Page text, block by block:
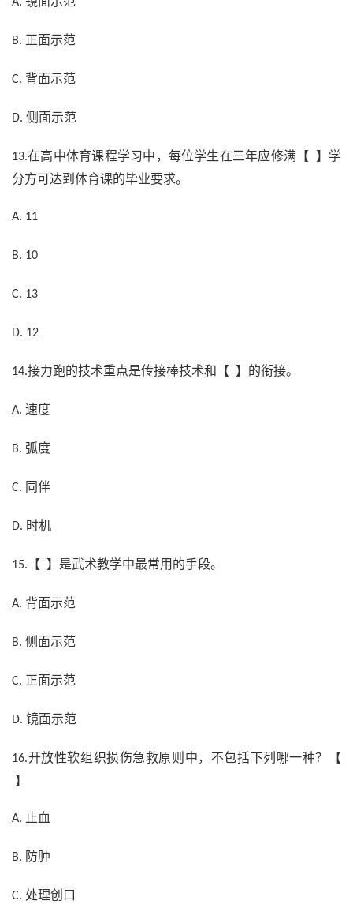
B. 正面示范
C. 背面示范
D. 侧面示范
13.在高中体育课程学习中，每位学生在三年应修满【 】学
分方可达到体育课的毕业要求。
A. 11
B. 10
C. 13
D. 12
14.接力跑的技术重点是传接棒技术和【 】的衔接。
A. 速度
B. 弧度
C. 同伴
D. 时机
15. 【 】是武术教学中最常用的手段。
A. 背面示范
B. 侧面示范
C. 正面示范
D. 镜面示范
16.开放性软组织损伤急救原则中，不包括下列哪一种？【
】
A. 止血
B. 防肿
C. 处理创口